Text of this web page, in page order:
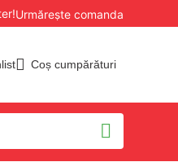
Livrăm în toată țara.
Urmărește comanda
Coș cumpărături